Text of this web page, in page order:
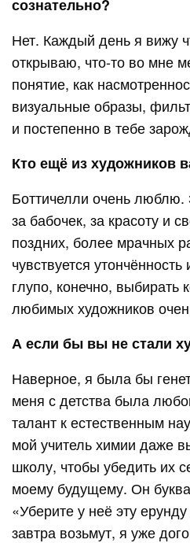
сознательно?
Нет. Каждый день я вижу
открываю, что-то во мне
понятие, как
визуальные образы,
и постепенно в тебе
Кто ещё из художников
Боттичелли очень люблю.
за бабочек, за красоту и
поздних, более мрачных
чувствуется
глупо, конечно, выбирать
любимых художников
А если бы вы не стали
Наверное, я была бы
меня с детства была
талант к естественным
мой учитель химии даже
школу, чтобы убедить их
моему будущему. Он
«Уберите у неё эту
завтра возьмут, я уже